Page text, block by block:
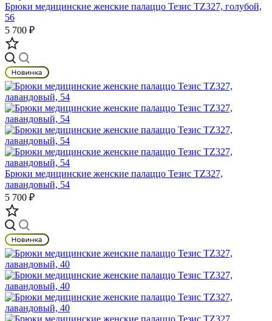
Брюки медицинские женские палаццо Тезис TZ327, голубой,
56
5 700 ₽
Брюки медицинские женские палаццо Тезис TZ327,
лавандовый, 54
5 700 ₽